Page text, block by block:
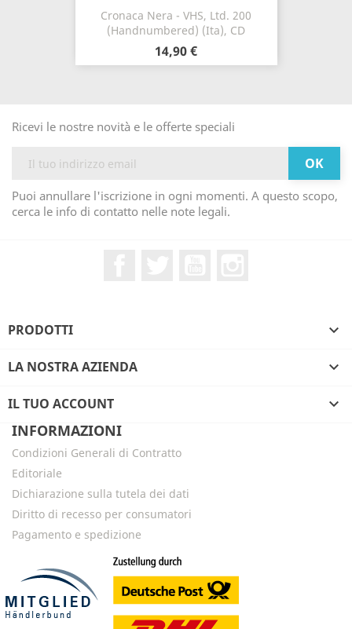
Cronaca Nera - VHS, Ltd. 200
(Handnumbered) (Ita), CD
14,90 €
Ricevi le nostre novità e le offerte speciali
Puoi annullare l'iscrizione in ogni momenti. A questo scopo,
cerca le info di contatto nelle note legali.
PRODOTTI 
LA NOSTRA AZIENDA 
IL TUO ACCOUNT

INFORMAZIONI
Condizioni Generali di Contratto
Editoriale
Dichiarazione sulla tutela dei dati
Diritto di recesso per consumatori
Pagamento e spedizione